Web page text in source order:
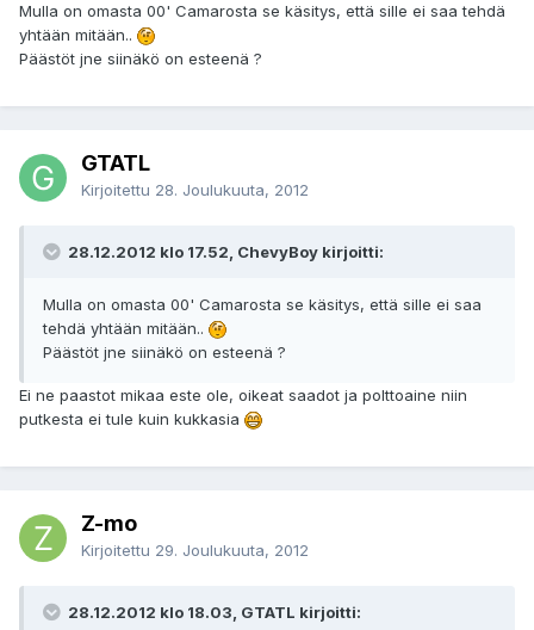
Mulla on omasta 00' Camarosta se käsitys, että sille ei saa tehdä
yhtään mitään..
Päästöt jne siinäkö on esteenä ?
GTATL
Kirjoitettu 28. Joulukuuta, 2012
28.12.2012 klo 17.52, ChevyBoy kirjoitti:
Mulla on omasta 00' Camarosta se käsitys, että sille ei saa
tehdä yhtään mitään..
Päästöt jne siinäkö on esteenä ?
Ei ne paastot mikaa este ole, oikeat saadot ja polttoaine niin
putkesta ei tule kuin kukkasia
Z-mo
Kirjoitettu 29. Joulukuuta, 2012
28.12.2012 klo 18.03, GTATL kirjoitti: